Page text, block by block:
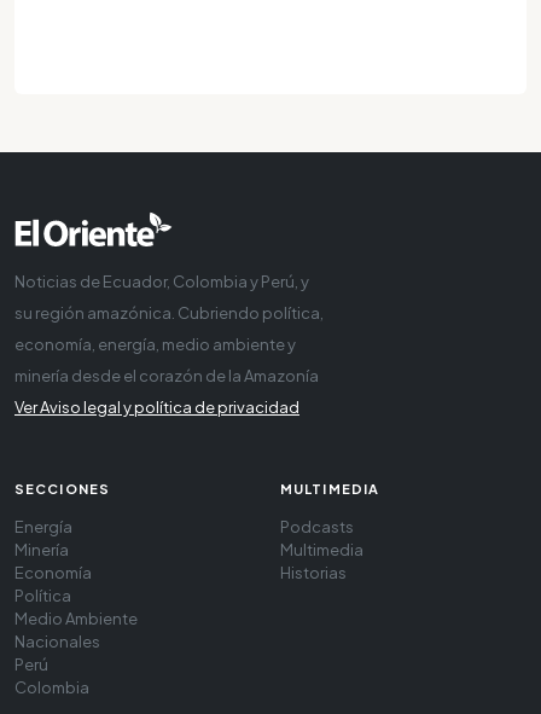
Noticias de Ecuador, Colombia y Perú, y
su región amazónica. Cubriendo política,
economía, energía, medio ambiente y
minería desde el corazón de la Amazonía
Ver Aviso legal y política de privacidad
SECCIONES
Energía
Minería
Economía
Política
Medio Ambiente
Nacionales
Perú
Colombia
MULTIMEDIA
Podcasts
Multimedia
Historias